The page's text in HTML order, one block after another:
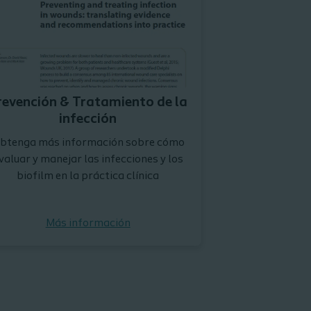
& Tratamiento de la
infección
más información sobre cómo
y manejar las infecciones y los
biofilm en la práctica clínica
Más información